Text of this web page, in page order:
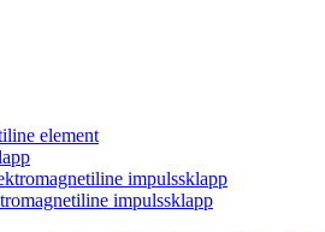
element
impulssklapp
impulssklapp